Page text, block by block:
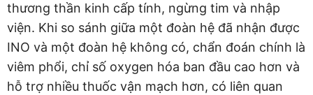
thương thần kinh cấp tính, ngừng tim và nhập
viện. Khi so sánh giữa một đoàn hệ đã nhận được
INO và một đoàn hệ không có, chẩn đoán chính là
viêm phổi, chỉ số oxygen hóa ban đầu cao hơn và
hỗ trợ nhiều thuốc vận mạch hơn, có liên quan